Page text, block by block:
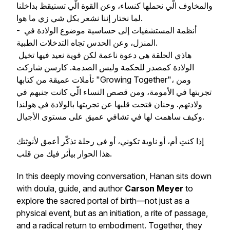
والمخاوف الّي نحملها كنساء، وعن القوة الّي تستيقظ بداخلنا
لما نختار إننا نشعر بكل شي زي ما هوا.
- أنظمة المستشفيات إلى حساسية موضوع الولادة في
المنزل، وعن الحدس تجاه التدخلات الطبية.
الولادة كمصدر للحكمة وليس الصدمة. كارسن شاركت
تأملات عميقة من كتابها "Growing Together"، ومن
تجربتها في الأمومة، ومن قصص النساء الّي كانت جنبهم في
ولادتهم. وحنان فتحت قلبها عن تجربتها بالولادة في هولندا
وكيف ساهمت لها في تشافي عميق على مستوى الأجيال.
إذا كنتِ أم، أو ناوية تكوني، أو في رحلة تذكّر أعمق لأنوثتك
هذا الحوار بيأثر فيك من قلب.
In this deeply moving conversation, Hanan sits down
with doula, guide, and author Carson Meyer to
explore the sacred portal of birth—not just as a
physical event, but as an initiation, a rite of passage,
and a radical return to embodiment. Together, they